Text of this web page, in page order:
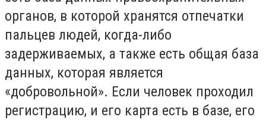
органов, в которой хранятся отпечатки
пальцев людей, когда-либо
задерживаемых, а также есть общая база
данных, которая является
«добровольной». Если человек проходил
регистрацию, и его карта есть в базе, его